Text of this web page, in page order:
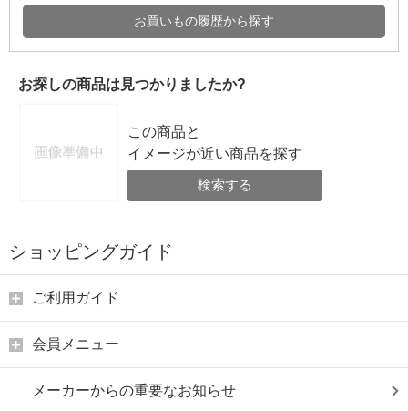
お買いもの履歴から探す
お探しの商品は見つかりましたか?
この商品と
イメージが近い商品を探す
検索する
ショッピングガイド
ご利用ガイド
会員メニュー
メーカーからの重要なお知らせ